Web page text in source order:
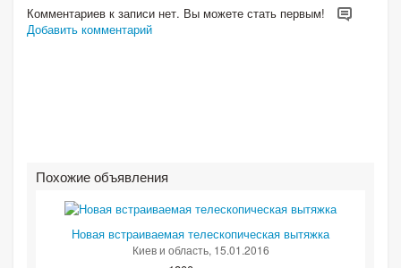
Комментариев к записи нет. Вы можете стать первым!
Добавить комментарий
Похожие объявления
Новая встраиваемая телескопическая вытяжка
Киев и область, 15.01.2016